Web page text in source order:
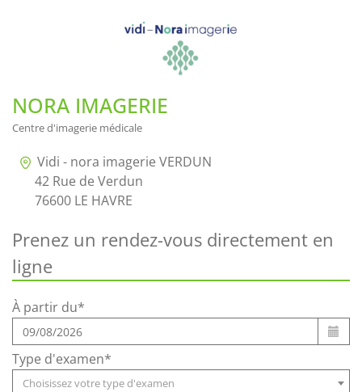
NORA IMAGERIE
Centre d'imagerie médicale
Vidi - nora imagerie VERDUN
42 Rue de Verdun
76600 LE HAVRE
Prenez un rendez-vous directement en
ligne
À partir du*
Type d'examen*
Choisissez votre type d'examen